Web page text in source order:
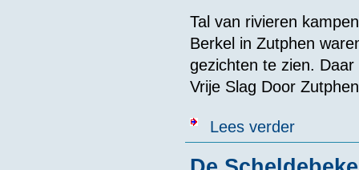
Tal van rivieren
Berkel in Zutphen
gezichten te zien.
Vrije Slag Door
Lees verderover De Vrije